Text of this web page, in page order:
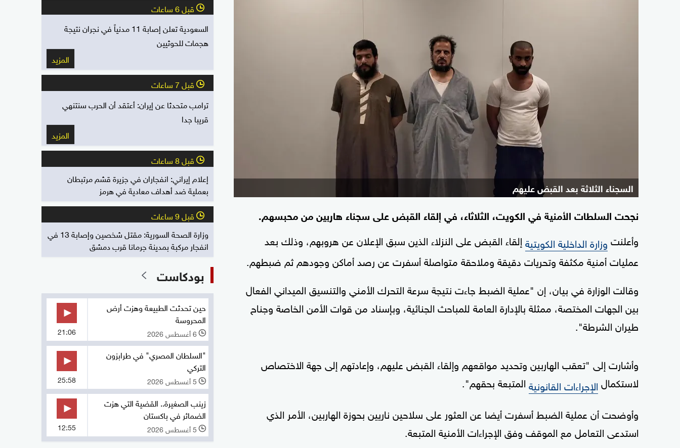
السجناء الثلاثة بعد القبض عليهم
نجحت السلطات الأمنية في الكويت، الثلاثاء، في إلقاء القبض على سجناء هاربين من محبسهم.
وأعلنت وزارة الداخلية الكويتية إلقاء القبض على النزلاء الذين سبق الإعلان عن هروبهم، وذلك بعد
عمليات أمنية مكثفة وتحريات دقيقة وملاحقة متواصلة أسفرت عن رصد أماكن وجودهم ثم ضبطهم.
وقالت الوزارة في بيان، إن "عملية الضبط جاءت نتيجة سرعة التحرك الأمني والتنسيق الميداني الفعال
بين الجهات المختصة، ممثلة بالإدارة العامة للمباحث الجنائية، وبإسناد من قوات الأمن الخاصة وجناح
طيران الشرطة".
وأشارت إلى "تعقب الهاربين وتحديد مواقعهم وإلقاء القبض عليهم، وإعادتهم إلى جهة الاختصاص
لاستكمال الإجراءات القانونية المتبعة بحقهم".
وأوضحت أن عملية الضبط أسفرت أيضا عن العثور على سلاحين ناريين بحوزة الهاربين، الأمر الذي
استدعى التعامل مع الموقف وفق الإجراءات الأمنية المتبعة.
l قبل 6 ساعات
السعودية تعلن إصابة 11 مدنياً في نجران نتيجة
هجمات للحوثيين
المزيد
l قبل 7 ساعات
ترامب متحدثا عن إيران: أعتقد أن الحرب سنتنهي
قريبا جدا
المزيد
l قبل 8 ساعات
إعلام إيراني: انفجاران في جزيرة قشم مرتبطان
بعملية ضد أهداف معادية في هرمز
l قبل 9 ساعات
وزارة الصحة السورية: مقتل شخصين وإصابة 13 في
انفجار مركبة بمدينة جرمانا قرب دمشق
بودكاست
حين تحدثت الطبيعة وهزت أرض
المحروسة
l 6 أغسطس 2026 21:06
"السلطان المصري" في طرابزون
التركي
l 5 أغسطس 2026 25:58
زينب الصغيرة.. القضية التي هزت
الضمائر في باكستان
l 5 أغسطس 2026 12:55